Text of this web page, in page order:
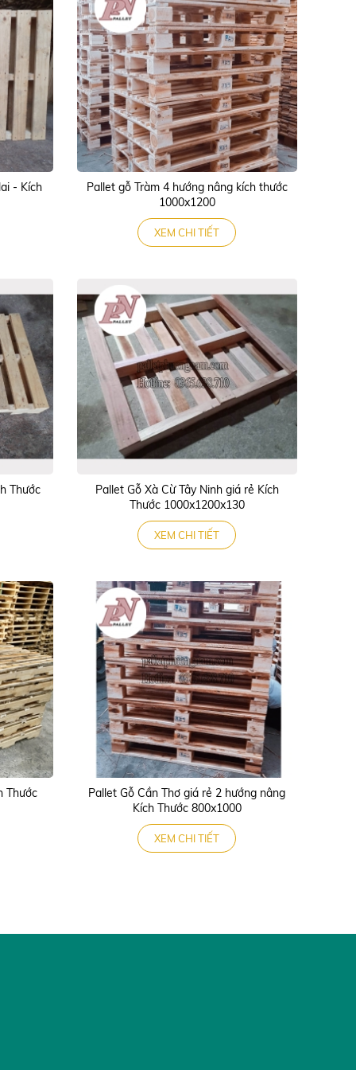
- Kích
Pallet gỗ Tràm 4 hướng nâng kích thước
1000x1200
XEM CHI TIẾT
Thước
Pallet Gỗ Xà Cừ Tây Ninh giá rẻ Kích
Thước 1000x1200x130
XEM CHI TIẾT
Thước
Pallet Gỗ Cần Thơ giá rẻ 2 hướng nâng
Kích Thước 800x1000
XEM CHI TIẾT